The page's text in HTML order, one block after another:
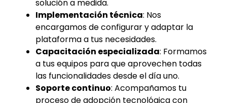
solución a medida.
Implementación técnica: Nos
encargamos de configurar y adaptar la
plataforma a tus necesidades.
Capacitación especializada: Formamos
a tus equipos para que aprovechen todas
las funcionalidades desde el día uno.
Soporte continuo: Acompañamos tu
proceso de adopción tecnológica con